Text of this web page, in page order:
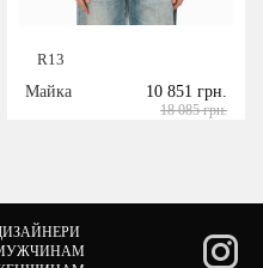
R13
Майка
10 851 грн.
18 085 грн.